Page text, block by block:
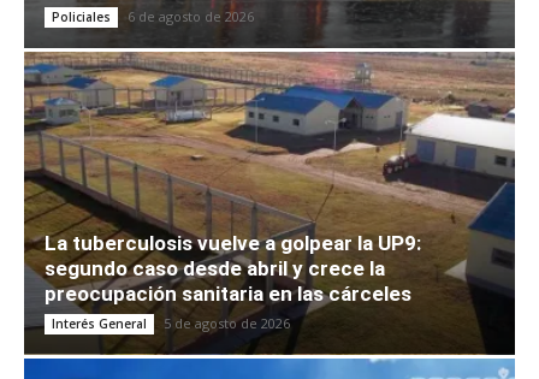
Policiales 6 de agosto de 2026
La tuberculosis vuelve a golpear la UP9:
segundo caso desde abril y crece la
preocupación sanitaria en las cárceles
Interés General 5 de agosto de 2026